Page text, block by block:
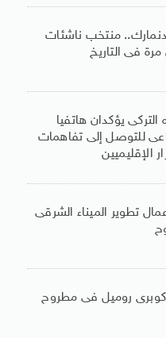
منتخب ناشئات
مرة فى التاريخ
التركى يؤكدان هاتفيا
للتوصل إلى تفاهمات
الإقليميين
تطوير الميناء الشرقى
كوبرى روميل فى مطروح